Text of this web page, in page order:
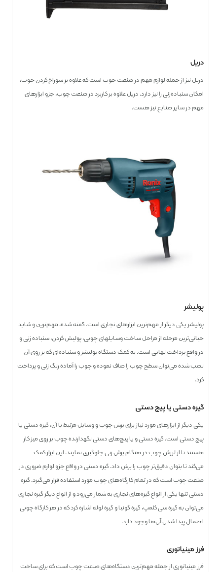
دریل
دریل نیز از جمله لوازم مهم در صنعت چوب است که علاوه بر سوراخ کردن چوب،
امکان سنباده‌زنی را نیز دارد. دریل علاوه بر کاربرد در صنعت چوب، جزو ابزارهای
مهم در سایر صنایع نیز هست.
پولیشر
پولیشر یکی دیگر از مهم‌ترین ابزارهای نجاری است. گفته شده، مهم‌ترین و شاید
حیاتی‌ترین مرحله از مراحل ساخت وسایل­های چوبی، پولیش کردن، سنباده زنی و
در واقع پرداخت نهایی است. به کمک دستگاه پولیشر و سنباده‌ای که بر روی آن
نصب شده می‌توان سطح چوب را صاف نموده و چوب را آماده رنگ زنی و پرداخت
کرد.
گیره دستی یا پیچ دستی
یکی دیگر از ابزارهای مورد نیاز برای برش چوب و وسایل مرتبط با آن، گیره دستی یا
پیچ دستی است. گیره دستی و یا پیچ‌های دستی نگهدارنده چوب بر روی میز کار
هستند تا از لرزش چوب در هنگام برش زنی جلوگیری نمایند. این ابزار کمک
می‌کند تا بتوان دقیق‌تر چوب را برش داد. گیره دستی در واقع جزو لوازم ضروری در
صنعت چوب است که در تمام کارگاه‌های چوب مورد استفاده قرار می‌گیرد. گیره
دستی تنها یکی از انواع گیره‌های نجاری به شمار می‌رود و از انواع دیگر گیره نجاری
می‌توان به گیره سی کلمپ، گیره گونیا و گیره لوله اشاره کرد که در هر کارگاه چوبی
احتمال پیدا شدن آن‌ها وجود دارد.
فرز مینیاتوری
فرز مینیاتوری از جمله مهم‌ترین دستگاه‌های صنعت چوب است که برای ساخت